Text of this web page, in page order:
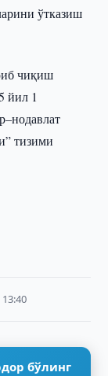
ўтказиш
чиқиш
йил 1
тизими
13:40
бўлинг